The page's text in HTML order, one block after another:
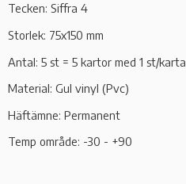
Tecken: Siffra 4
Storlek: 75x150 mm
Antal: 5 st = 5 kartor med 1 st/karta
Material: Gul vinyl (Pvc)
Häftämne: Permanent
Temp område: -30 - +90